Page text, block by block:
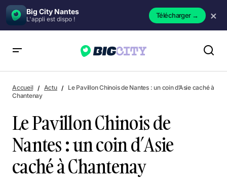
Big City Nantes
L'appli est dispo ! Télécharger→ ×
Chantenay
Accueil Actu
Le Pavillon Chinois de Nantes : un coin d’Asie caché à
Chantenay
Le Pavillon Chinois de
Nantes : un coin d’Asie
caché à Chantenay